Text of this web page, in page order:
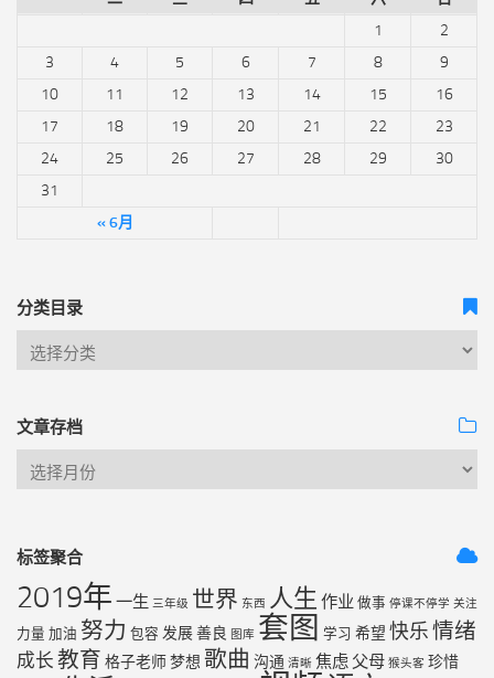
« 6月
1
2
3
4 5 6 7 8
9
10
11 12 13 14 15
16
17
18 19 20 21 22
23
24
25 26 27 28 29
30
31
分类目录
文章存档
标签聚合
2019年 一生 三年级 世界 东西 人生 作业 做事 停课不停学 关注
力量 加油 努力 包容 发展善良 图库 套图 学习 希望 快乐情绪
成长 教育 格子老师梦想 歌曲 沟通 清晰 焦虑 父母 猴头客 珍惜